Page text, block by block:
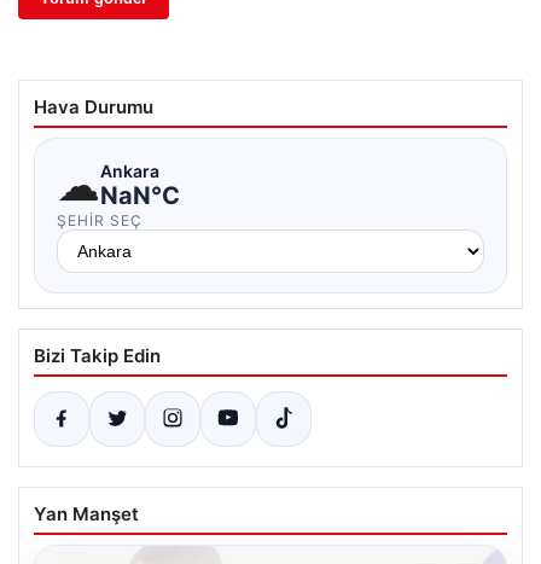
Hava Durumu
☁Ankara
NaN°C
ŞEHIR SEÇ
Bizi Takip Edin
Yan Manşet